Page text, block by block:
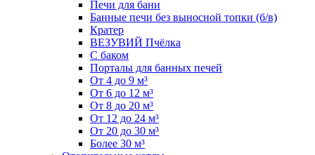
Печи для бани
Банные печи без выносной топки (б/в)
Кратер
ВЕЗУВИЙ Пчёлка
С баком
Порталы для банных печей
От 4 до 9 м³
От 6 до 12 м³
От 8 до 20 м³
От 12 до 24 м³
От 20 до 30 м³
Более 30 м³